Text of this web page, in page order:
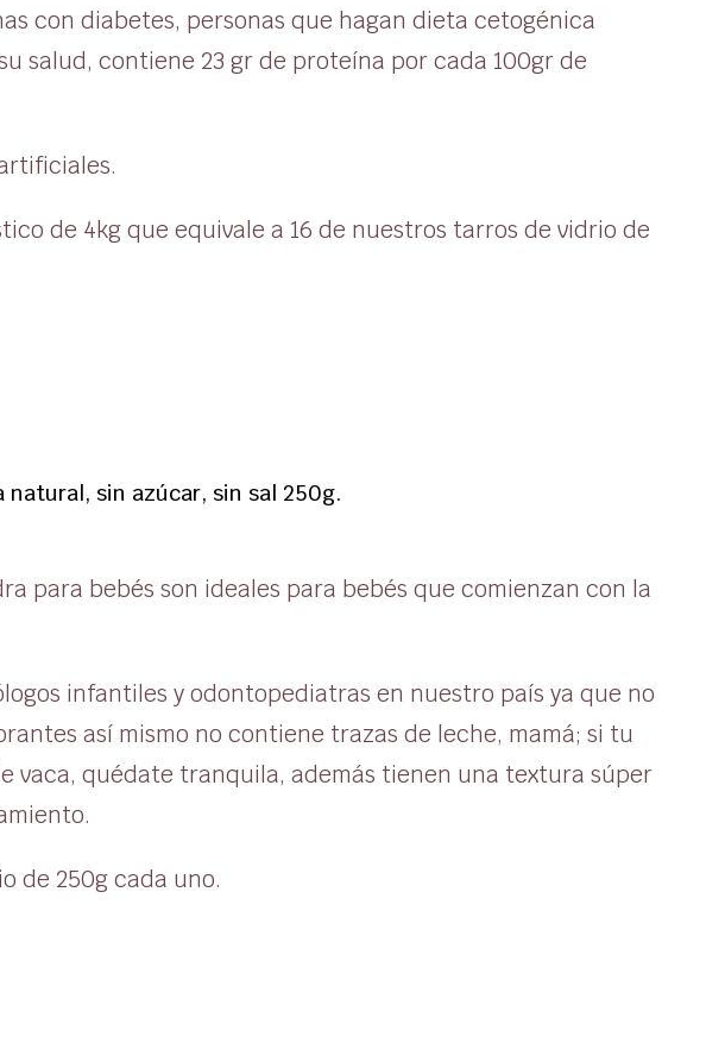
con diabetes, personas que hagan dieta cetogénica
salud, contiene 23 gr de proteína por cada 100gr de
de 4kg que equivale a 16 de nuestros tarros de vidrio de
natural, sin azúcar, sin sal 250g.
para bebés son ideales para bebés que comienzan con la
infantiles y odontopediatras en nuestro país ya que no
así mismo no contiene trazas de leche, mamá; si tu
vaca, quédate tranquila, además tienen una textura súper
de 250g cada uno.